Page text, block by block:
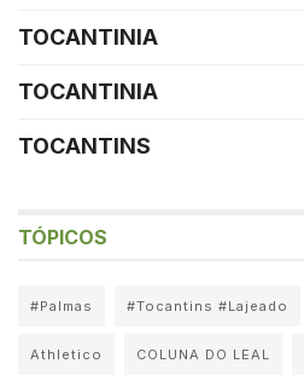
TOCANTINIA
TOCANTINIA
TOCANTINS
TÓPICOS
#Palmas #Tocantins #Lajeado
Athletico COLUNA DO LEAL